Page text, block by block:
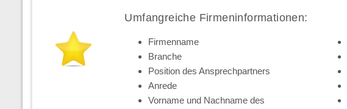
Umfangreiche Firmeninformationen:
Firmenname
Branche
Position des Ansprechpartners
Anrede
Vorname und Nachname des